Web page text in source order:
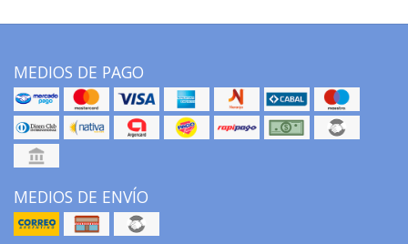
MEDIOS DE PAGO
MEDIOS DE ENVÍO